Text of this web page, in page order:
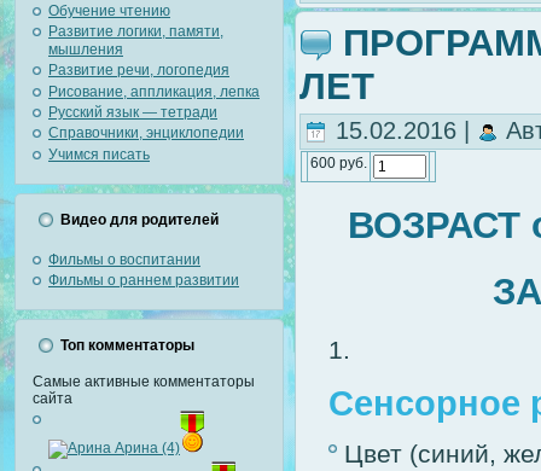
Обучение чтению
Развитие логики, памяти,
мышления
Развитие речи, логопедия
Рисование, аппликация, лепка
Русский язык — тетради
Справочники, энциклопедии
Учимся писать
Видео для родителей
Фильмы о воспитании
Фильмы о раннем развитии
Топ комментаторы
Самые активные комментаторы
сайта
Арина (4)
ЛЕТ
15.02.2016 |
600 руб.
ВОЗРАСТ
Сенсорное
Цвет (синий,